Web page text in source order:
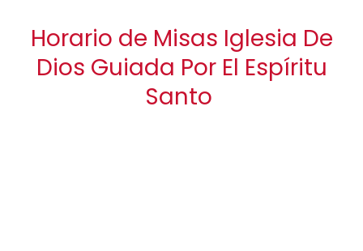
Horario de Misas Iglesia De
Dios Guiada Por El Espíritu
Santo